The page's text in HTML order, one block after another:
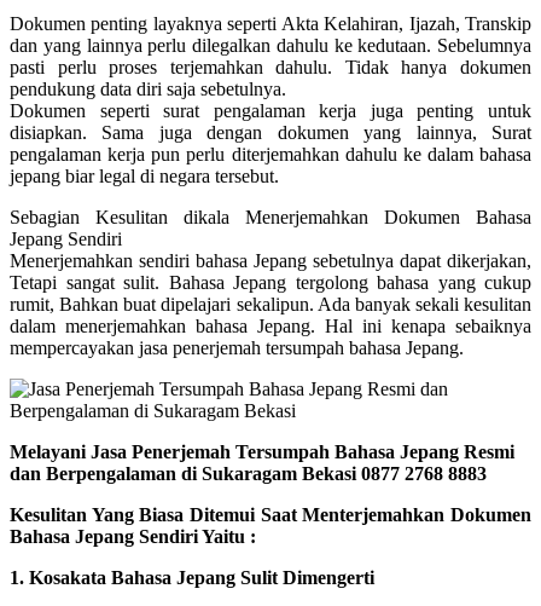
Dokumen penting layaknya seperti Akta Kelahiran, Ijazah, Transkip
dan yang lainnya perlu dilegalkan dahulu ke kedutaan. Sebelumnya
pasti perlu proses terjemahkan dahulu. Tidak hanya dokumen
pendukung data diri saja sebetulnya.
Dokumen seperti surat pengalaman kerja juga penting untuk
disiapkan. Sama juga dengan dokumen yang lainnya, Surat
pengalaman kerja pun perlu diterjemahkan dahulu ke dalam bahasa
jepang biar legal di negara tersebut.
Sebagian Kesulitan dikala Menerjemahkan Dokumen Bahasa
Jepang Sendiri
Menerjemahkan sendiri bahasa Jepang sebetulnya dapat dikerjakan,
Tetapi sangat sulit. Bahasa Jepang tergolong bahasa yang cukup
rumit, Bahkan buat dipelajari sekalipun. Ada banyak sekali kesulitan
dalam menerjemahkan bahasa Jepang. Hal ini kenapa sebaiknya
mempercayakan jasa penerjemah tersumpah bahasa Jepang.
Melayani Jasa Penerjemah Tersumpah Bahasa Jepang Resmi
dan Berpengalaman di Sukaragam Bekasi 0877 2768 8883
Kesulitan Yang Biasa Ditemui Saat Menterjemahkan Dokumen
Bahasa Jepang Sendiri Yaitu :
1. Kosakata Bahasa Jepang Sulit Dimengerti